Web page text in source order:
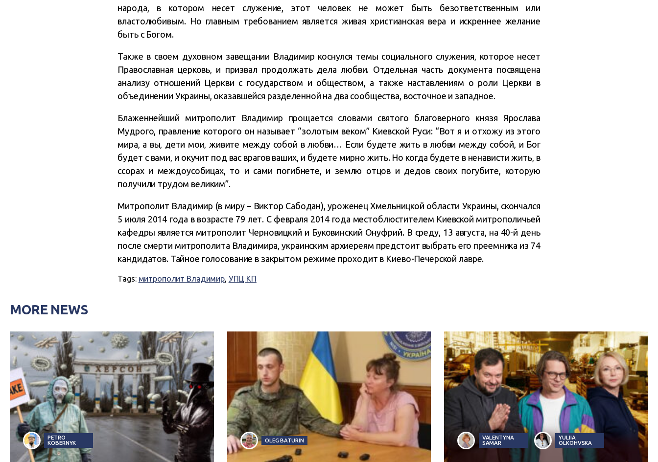
народа, в котором несет служение, этот человек не может быть безответственным или
властолюбивым. Но главным требованием является живая христианская вера и искреннее желание
быть с Богом.
Также в своем духовном завещании Владимир коснулся темы социального служения, которое несет
Православная церковь, и призвал продолжать дела любви. Отдельная часть документа посвящена
анализу отношений Церкви с государством и обществом, а также наставлениям о роли Церкви в
объединении Украины, оказавшейся разделенной на два сообщества, восточное и западное.
Блаженнейший митрополит Владимир прощается словами святого благоверного князя Ярослава
Мудрого, правление которого он называет “золотым веком” Киевской Руси: “Вот я и отхожу из этого
мира, а вы, дети мои, живите между собой в любви… Если будете жить в любви между собой, и Бог
будет с вами, и окучит под вас врагов ваших, и будете мирно жить. Но когда будете в ненависти жить, в
ссорах и междоусобицах, то и сами погибнете, и землю отцов и дедов своих погубите, которую
получили трудом великим”.
Митрополит Владимир (в миру – Виктор Сабодан), уроженец Хмельницкой области Украины, скончался
5 июля 2014 года в возрасте 79 лет. С февраля 2014 года местоблюстителем Киевской митрополичьей
кафедры является митрополит Черновицкий и Буковинский Онуфрий. В среду, 13 августа, на 40-й день
после смерти митрополита Владимира, украинским архиереям предстоит выбрать его преемника из 74
кандидатов. Тайное голосование в закрытом режиме проходит в Киево-Печерской лавре.
Tags: митрополит Владимир, УПЦ КП
MORE NEWS
PETRO
KOBERNYK
OLEG BATURIN
VALENTYNA
SAMAR
YULIIA
OLKOHVSKA